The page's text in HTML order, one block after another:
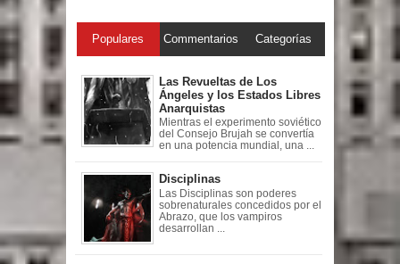
Populares Commentarios Categorías
Las Revueltas de Los
Ángeles y los Estados Libres
Anarquistas
Mientras el experimento soviético
del Consejo Brujah se convertía
en una potencia mundial, una ...
Disciplinas
Las Disciplinas son poderes
sobrenaturales concedidos por el
Abrazo, que los vampiros
desarrollan ...